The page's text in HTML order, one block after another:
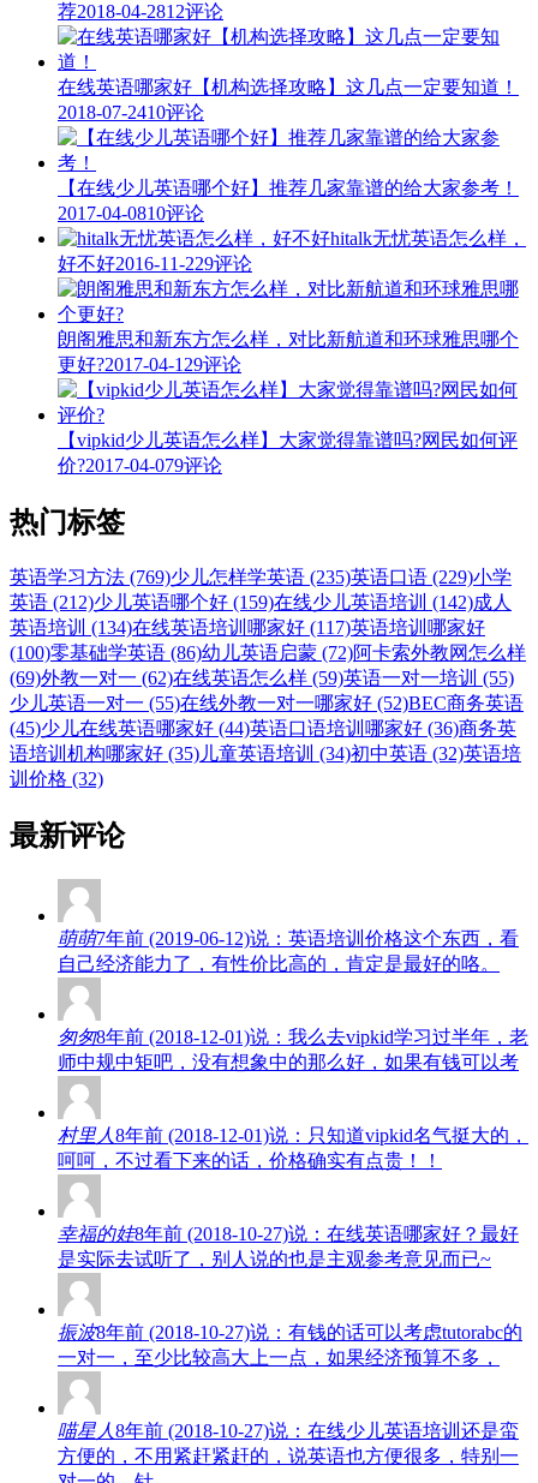
荐2018-04-2812评论
在线英语哪家好【机构选择攻略】这几点一定要知道！
2018-07-2410评论
【在线少儿英语哪个好】推荐几家靠谱的给大家参考！
2017-04-0810评论
hitalk无忧英语怎么样，
好不好2016-11-229评论
朗阁雅思和新东方怎么样，对比新航道和环球雅思哪个
更好?2017-04-129评论
【vipkid少儿英语怎么样】大家觉得靠谱吗?网民如何评
价?2017-04-079评论
热门标签
英语学习方法 (769)少儿怎样学英语 (235)英语口语 (229)小学
英语 (212)少儿英语哪个好 (159)在线少儿英语培训 (142)成人
英语培训 (134)在线英语培训哪家好 (117)英语培训哪家好
(100)零基础学英语 (86)幼儿英语启蒙 (72)阿卡索外教网怎么样
(69)外教一对一 (62)在线英语怎么样 (59)英语一对一培训 (55)
少儿英语一对一 (55)在线外教一对一哪家好 (52)BEC商务英语
(45)少儿在线英语哪家好 (44)英语口语培训哪家好 (36)商务英
语培训机构哪家好 (35) 儿童英语培训 (34)初中英语 (32)英语培
训价格 (32)
最新评论
萌萌7年前 (2019-06-12)说：英语培训价格这个东西，看
自己经济能力了，有性价比高的，肯定是最好的咯。
匆匆8年前 (2018-12-01)说：我么去vipkid学习过半年，老
师中规中矩吧，没有想象中的那么好，如果有钱可以考
村里人8年前 (2018-12-01)说：只知道vipkid名气挺大的，
呵呵，不过看下来的话，价格确实有点贵！！
幸福的娃8年前 (2018-10-27)说：在线英语哪家好？最好
是实际去试听了，别人说的也是主观参考意见而已~
振波8年前 (2018-10-27)说：有钱的话可以考虑tutorabc的
一对一，至少比较高大上一点，如果经济预算不多，
喵星人8年前 (2018-10-27)说：在线少儿英语培训还是蛮
方便的，不用紧赶紧赶的，说英语也方便很多，特别一